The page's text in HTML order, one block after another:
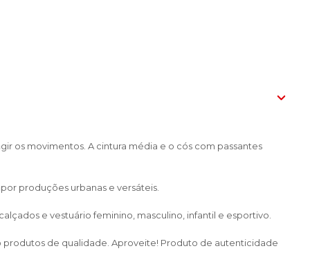
os movimentos. A cintura média e o cós com passantes
produções urbanas e versáteis.
e vestuário feminino, masculino, infantil e esportivo.
produtos de qualidade. Aproveite! Produto de autenticidade